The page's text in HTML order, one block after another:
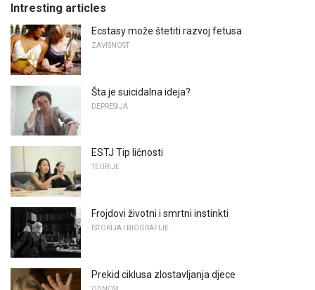
Intresting articles
Ecstasy može štetiti razvoj fetusa
ZAVISNOST
Šta je suicidalna ideja?
DEPRESIJA
ESTJ Tip ličnosti
TEORIJE
Frojdovi životni i smrtni instinkti
ISTORIJA I BIOGRAFIJE
Prekid ciklusa zlostavljanja djece